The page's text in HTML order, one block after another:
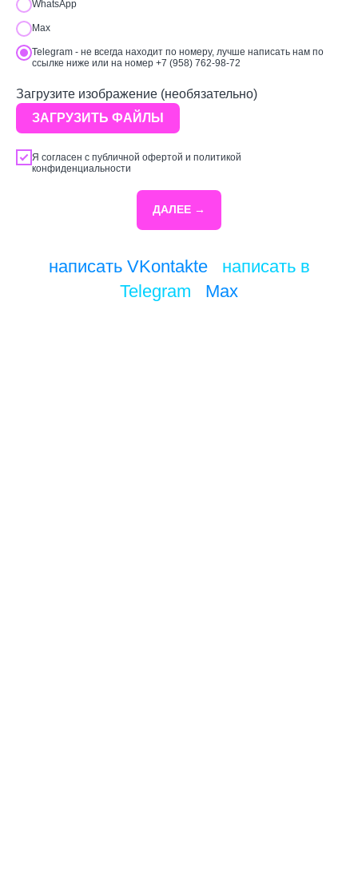
WhatsApp
Max
Telegram - не всегда находит по номеру, лучше написать нам по
ссылке ниже или на номер +7 (958) 762-98-72
Загрузите изображение (необязательно)
ЗАГРУЗИТЬ ФАЙЛЫ
Я согласен с публичной офертой и политикой
конфиденциальности
ДАЛЕЕ →
написать VKontakte/ написать в
Telegram
Max